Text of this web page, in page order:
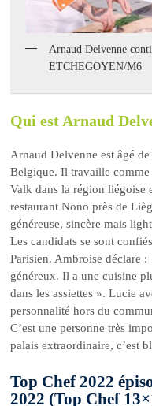
Arnaud Delvenne
ETCHEGOYEN/M6
Qui est Arnaud
Arnaud Delvenne est âgé
Belgique. Il travaille
Valk dans la région liégoise
restaurant Nono près de
généreuse, sincère mais
Les candidats se sont
Parisien. Ambroise déclare
généreux. Il a une cuisine
dans les assiettes ». Lucie
personnalité hors du
C’est une personne très
palais extraordinaire, c’est
Top Chef 2022
2022 (Top Chef